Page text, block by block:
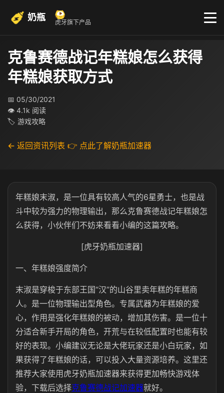
奶瓶 虎牙旗下产品
克鲁赛德战记年糕娘怎么获得
年糕娘获取方式
📅 05/30/2021
👁 4.1k 阅读
🏷 游戏攻略
← 返回资讯列表 👉 点此了解奶瓶加速器
年糕娘末淑，是一位具有较高人气的6星勇士，也是战
斗中较为强力的物理输出，那么克鲁赛德战记年糕娘怎
么获得，小伙伴们不妨来看看小编的这篇攻略。
[虎牙奶瓶加速器]
一、年糕娘强度简介
末淑是穿梭于东部王国“汉”的山谷里卖年糕的年糕商
人。是一位物理输出型角色。专属武器为年糕娘的爱
心，作用是强化年糕娘的被动，增加其伤害。是一位十
分适合新手开局的角色，开荒与在较低配置时也能有较
好的表现。小编建议无论是大佬玩家还是小白玩家，如
果获得了年糕娘的话，可以投入大量资源培养。这里还
推荐大家使用虎牙奶瓶加速器来获得更加畅快游戏体
验，下载后选择克鲁赛德战记加速器就好。